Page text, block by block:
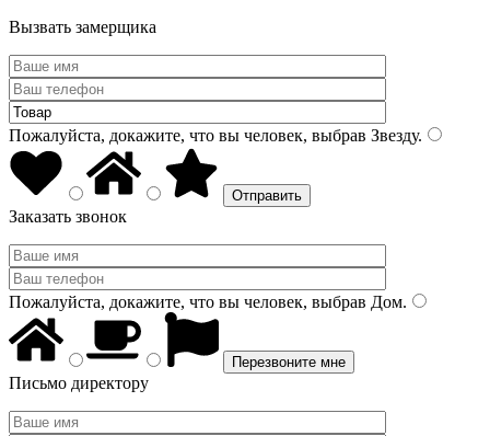
Вызвать замерщика
Пожалуйста, докажите, что вы человек, выбрав Звезду.
Заказать звонок
Пожалуйста, докажите, что вы человек, выбрав Дом.
Письмо директору